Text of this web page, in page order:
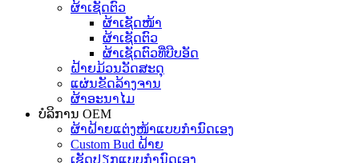
ຜ້າເຊັດຕົວ
ຜ້າເຊັດໜ້າ
ຜ້າເຊັດຕົວ
ຜ້າເຊັດຕົວທີ່ບີບອັດ
ຝ້າຍມ້ວນວັດສະດຸ
ແຜ່ນຂັດລ້າງຈານ
ຜ້າອະນາໄມ
ບໍລິການ OEM
ຜ້າຝ້າຍແຕ່ງໜ້າແບບກຳນົດເອງ
Custom Bud ຝ້າຍ
ເຊັດປຽກແບບກຳນົດເອງ